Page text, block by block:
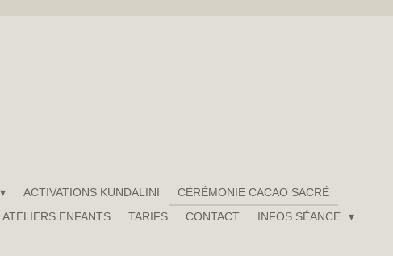
ACTIVATIONS KUNDALINI
CÉRÉMONIE CACAO SACRÉ
ENFANTS TARIFS CONTACT
INFOS SÉANCE